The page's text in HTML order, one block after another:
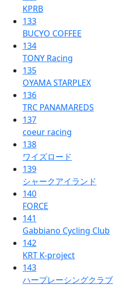
KPRB
133
BUCYO COFFEE
134
TONY Racing
135
OYAMA STARPLEX
136
TRC PANAMAREDS
137
coeur racing
138
ワイズロード
139
シャークアイランド
140
FORCE
141
Gabbiano Cycling Club
142
KRT K-project
143
ハープレーシングクラブ